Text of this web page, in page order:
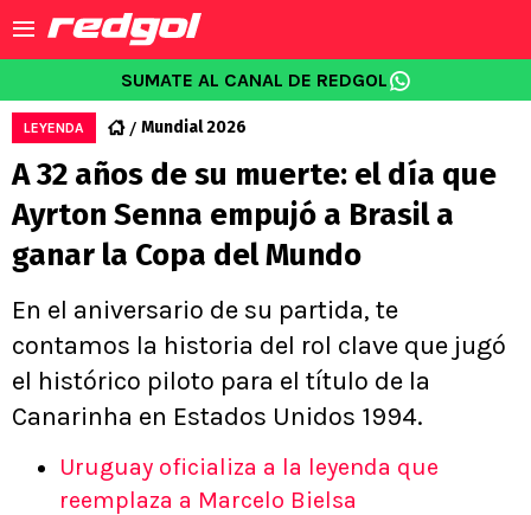
SUMATE AL CANAL DE REDGOL
LEYENDA Mundial 2026
A 32 años de su muerte: el día que
Ayrton Senna empujó a Brasil a
ganar la Copa del Mundo
En el aniversario de su partida, te
contamos la historia del rol clave que jugó
el histórico piloto para el título de la
Canarinha en Estados Unidos 1994.
Uruguay oficializa a la leyenda que
reemplaza a Marcelo Bielsa